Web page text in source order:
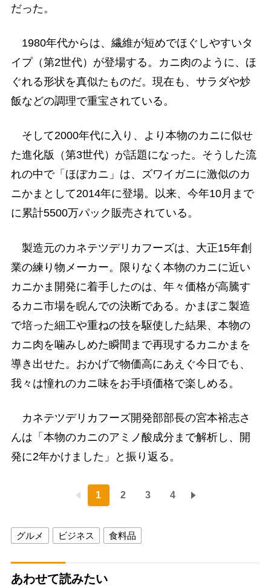
だった。
1980年代からは、繊維が短めでほぐしやすいタ
イプ（第2世代）が登場する。カニ肉のように、ほ
ぐれる形状を真似たものだ。現在も、サラダや炒
飯などの調理で重宝されている。
そして2000年代に入り、より本物のカニに似せ
た進化版（第3世代）が話題になった。そうした流
れの中で「ほぼカニ」は、ズワイガニに激似のカ
ニかまとして2014年に登場。以来、今年10月まで
に累計5500万パック販売されている。
製造元のカネテツデリカフーズは、大正15年創
業の練り物メーカー。限りなく本物のカニに近い
カニかま開発に着手したのは、年々価格が高騰す
るカニ市場を睨んでの決断である。かまぼこ製造
で培った細工や重ねの技を駆使した結果、本物の
カニ肉を噛みしめた瞬間まで再現するカニかまを
導き出せた。おかげで物価高にあえぐ今日でも、
我々は憧れのカニ味をお手頃価格で楽しめる。
カネテツデリカフーズ開発部部長の宮本裕志さ
んは「本物のカニのアミノ酸成分まで解析し、開
発に2年かけました」と振り返る。
1 2 3 4
グルメ ビジネス 食料品
あわせて読みたい